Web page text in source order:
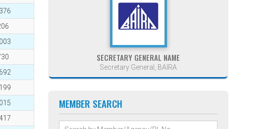
SECRETARY GENERAL NAME
Secretary General, BAIRA
MEMBER SEARCH